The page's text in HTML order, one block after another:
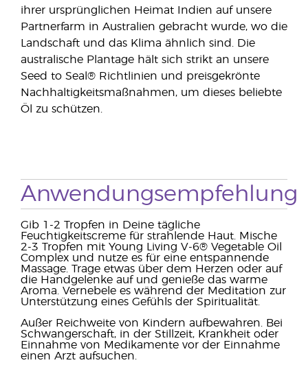
ihrer ursprünglichen Heimat Indien auf unsere
Partnerfarm in Australien gebracht wurde, wo die
Landschaft und das Klima ähnlich sind. Die
australische Plantage hält sich strikt an unsere
Seed to Seal® Richtlinien und preisgekrönte
Nachhaltigkeitsmaßnahmen, um dieses beliebte
Öl zu schützen.
Anwendungsempfehlung
Gib 1-2 Tropfen in Deine tägliche
Feuchtigkeitscreme für strahlende Haut. Mische
2-3 Tropfen mit Young Living V-6® Vegetable Oil
Complex und nutze es für eine entspannende
Massage. Trage etwas über dem Herzen oder auf
die Handgelenke auf und genieße das warme
Aroma. Vernebele es während der Meditation zur
Unterstützung eines Gefühls der Spiritualität.
Außer Reichweite von Kindern aufbewahren. Bei
Schwangerschaft, in der Stillzeit, Krankheit oder
Einnahme von Medikamente vor der Einnahme
einen Arzt aufsuchen.